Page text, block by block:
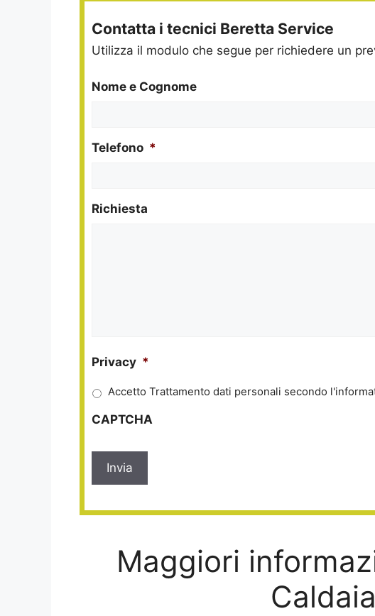
Contatta i tecnici Beretta Service
Utilizza il modulo che segue per richiedere un
Nome e Cognome
Telefono *
Richiesta
Privacy *
Accetto Trattamento dati personali secondo
CAPTCHA
Maggiori